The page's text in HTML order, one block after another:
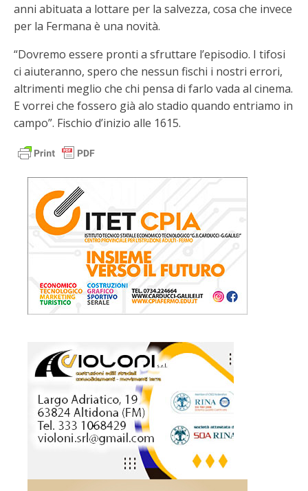
anni abituata a lottare per la salvezza, cosa che invece
per la Fermana è una novità.
“Dovremo essere pronti a sfruttare l’episodio. I tifosi
ci aiuteranno, spero che nessun fischi i nostri errori,
altrimenti meglio che chi pensa di farlo vada al cinema.
E vorrei che fossero già alo stadio quando entriamo in
campo”. Fischio d’inizio alle 1615.